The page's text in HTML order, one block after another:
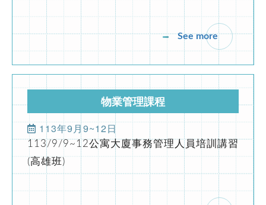
2022-10-31 業界資訊
臺南市不動產製圖人員服務職業工會徵求會員公告
2023-11-06 協會公告
公益講座-國土計畫法功能分區與規劃實務
2023-09-02 協會公告
內政部委託辦理營造業工地主任220小時職能訓練(平日夜間視訊
2024-02-23 協會公告
防火管理人講習(初訓課程)
See more
物業管理課程
113年9月18、19、25、26日(計4日)
113年9月公寓大廈事務管理人員培訓講習(台
南班)